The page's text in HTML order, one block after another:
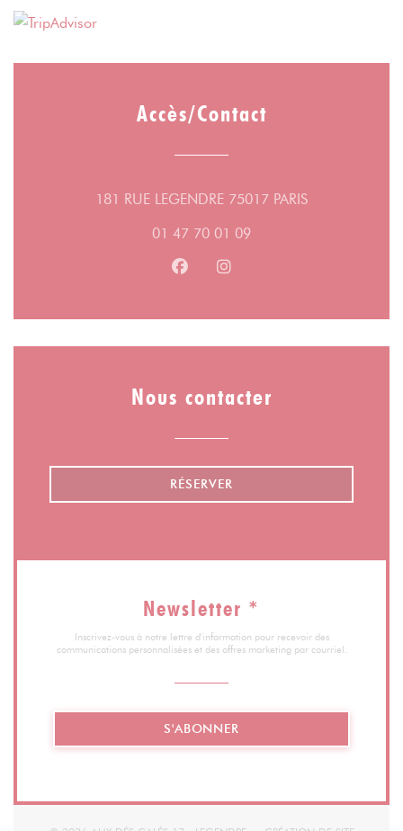
Accès/Contact
181 RUE LEGENDRE 75017 PARIS((ouvre une
01 47 70 01 09
Facebook ((ouvre une nouvelle
Instagram ((ouvre une
Nous contacter
RÉSERVER
Newsletter *
Inscrivez-vous à notre lettre d'information pour recevoir des
communications personnalisées et des offres marketing par courriel.
S'ABONNER